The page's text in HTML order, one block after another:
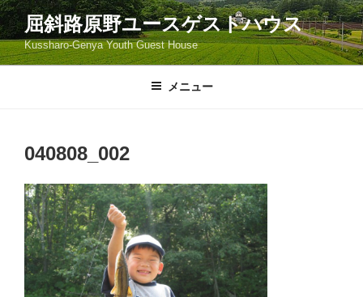
コ
ン
テ
ン
屈斜路原野ユースゲストハウス
Kussharo-Genya Youth Guest House
メニュー
040808_002